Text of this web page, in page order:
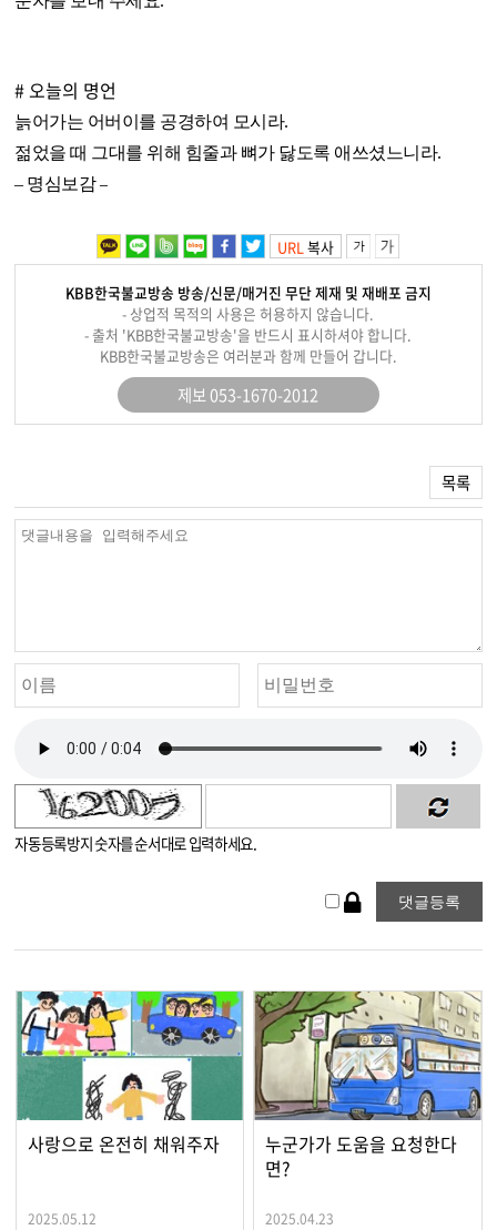
# 오늘의 명언
늙어가는 어버이를 공경하여 모시라.
젊었을 때 그대를 위해 힘줄과 뼈가 닳도록 애쓰셨느니라.
– 명심보감 –
URL 복사
KBB한국불교방송 방송/신문/매거진 무단 제재 및 재배포 금지
- 상업적 목적의 사용은 허용하지 않습니다.
- 출처 'KBB한국불교방송'을 반드시 표시하셔야 합니다.
KBB한국불교방송은 여러분과 함께 만들어 갑니다.
제보 053-1670-2012
목록
자동등록방지 숫자를 순서대로 입력하세요.
사랑으로 온전히 채워주자
2025.05.12
누군가가 도움을 요청한다
면?
2025.04.23